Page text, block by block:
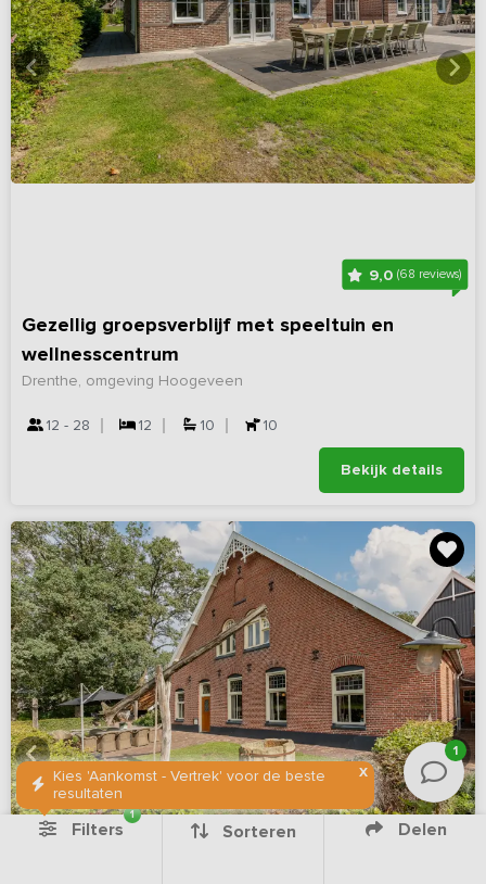
9,0 (68 reviews)
Gezellig groepsverblijf met speeltuin en
wellnesscentrum
Drenthe, omgeving Hoogeveen
12 - 28 12 10 10
Bekijk details
X
Kies 'Aankomst - Vertrek' voor de beste
resultaten
1
Filters
1
Sorteren Delen